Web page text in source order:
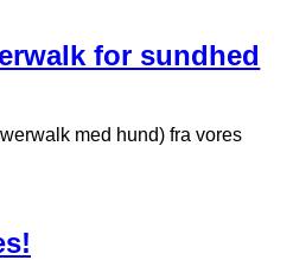
for sundhed
med hund) fra vores